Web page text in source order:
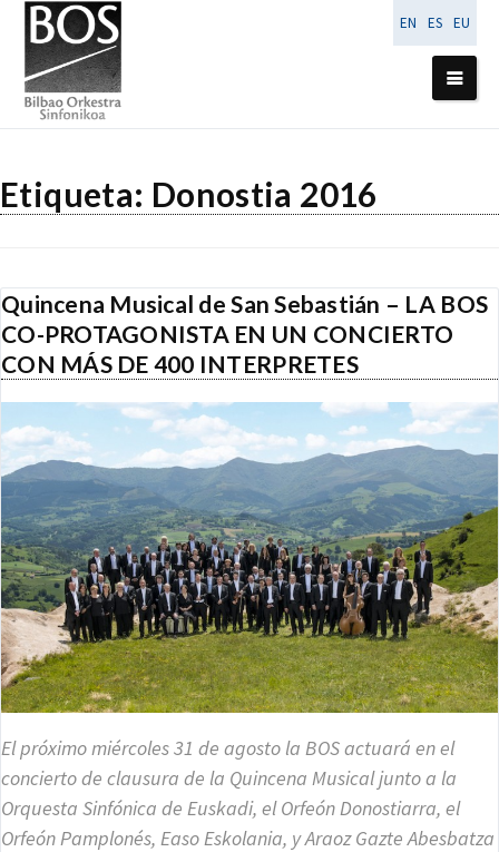
EN ES EU
Etiqueta: Donostia 2016
Quincena Musical de San Sebastián – LA BOS
CO-PROTAGONISTA EN UN CONCIERTO
CON MÁS DE 400 INTERPRETES
El próximo miércoles 31 de agosto la BOS actuará en el
concierto de clausura de la Quincena Musical junto a la
Orquesta Sinfónica de Euskadi, el Orfeón Donostiarra, el
Orfeón Pamplonés, Easo Eskolania, y Araoz Gazte Abesbatza